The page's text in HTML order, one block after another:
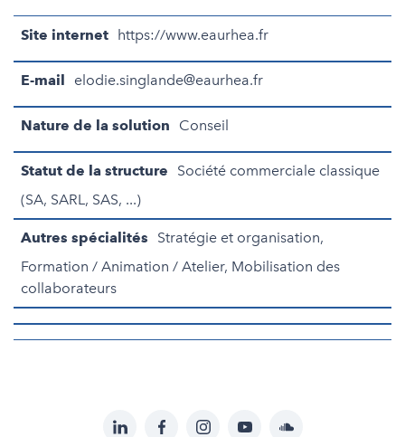
Site internet https://www.eaurhea.fr
E-mail elodie.singlande@eaurhea.fr
Nature de la solution Conseil
Statut de la structure
Société commerciale classique
(SA, SARL, SAS, ...)
Autres spécialités
Stratégie et organisation,
Formation / Animation / Atelier, Mobilisation des
collaborateurs
LinkedInFacebookInstagramYouTubeSoundcloud